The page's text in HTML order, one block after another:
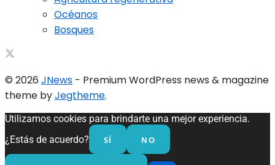
Océanos
Bosques
© 2026 JNews - Premium WordPress news & magazine
theme byJegtheme.
Utilizamos cookies para brindarte una mejor experiencia.
¿Estás de acuerdo?
SÍ NO